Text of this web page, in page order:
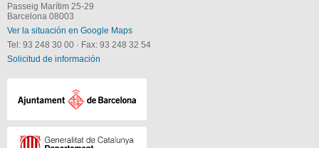
Passeig Marítim 25-29
Barcelona 08003
Ver la situación en Google Maps
Tel: 93 248 30 00 · Fax: 93 248 32 54
Solicitud de información